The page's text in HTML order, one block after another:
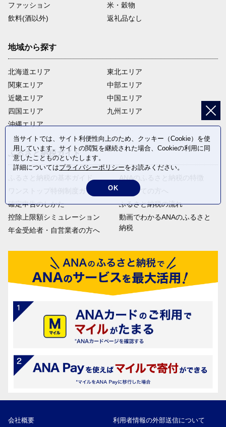
ファッション
米・穀物
飲料(酒以外)
返礼品なし
地域から探す
北海道エリア
関東エリア
近畿エリア
四国エリア
沖縄エリア
東北エリア
中部エリア
中国エリア
九州エリア
ふるさと納税ガイド
ふるさと納税の基本ガイド
ワンストップ特例制度ガイド
確定申告のしかた
控除上限額シミュレーション
年金受給者・自営業者の方へ
ANAのふるさと納税の特徴
はじめての方へ
ふるさと納税の流れ
動画でわかるANAのふるさと
納税
会社概要 利用者情報の外部送信について
当サイトでは、サイト利便性向上のため、クッキー（Cookie）を使
用しています。サイトの閲覧を継続された場合、Cookieの利用に同
意したことものといたします。
詳細についてはプライバシーポリシーをお読みください。
OK